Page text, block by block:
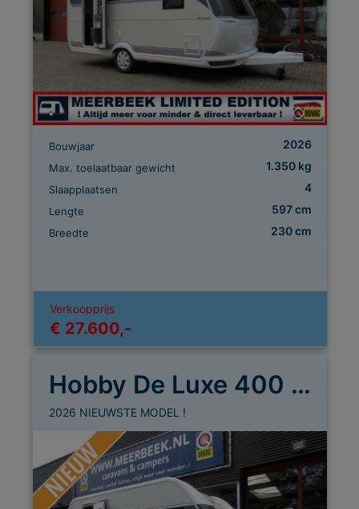
Bouwjaar 2026
Max. toelaatbaar gewicht 1.350 kg
Slaapplaatsen 4
Lengte 597 cm
Breedte 230 cm
Verkoopprijs
€ 27.600,-
Hobby De Luxe 400 SFE
2026 NIEUWSTE MODEL !